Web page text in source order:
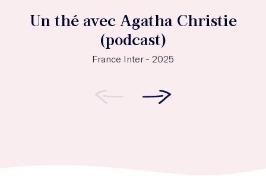
Un thé avec Agatha Christie
(podcast)
France Inter - 2025